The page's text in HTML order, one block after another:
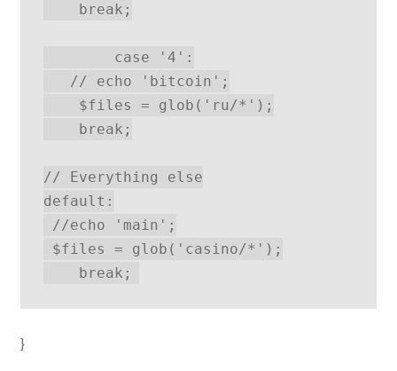
    break;
        case '4':
   // echo 'bitcoin';
    $files = glob('ru/*');
    break;
// Everything else
default:
//echo 'main';
$files = glob('casino/*');
    break;
}